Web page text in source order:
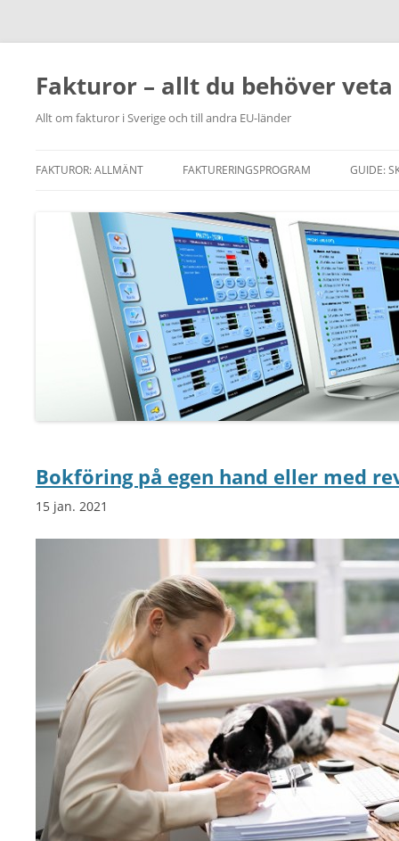
Fakturor – allt du behöver veta
Allt om fakturor i Sverige och till andra EU-länder
FAKTUROR: ALLMÄNT FAKTURERINGSPROGRAM GUIDE:
Bokföring på egen hand eller med
15 jan. 2021